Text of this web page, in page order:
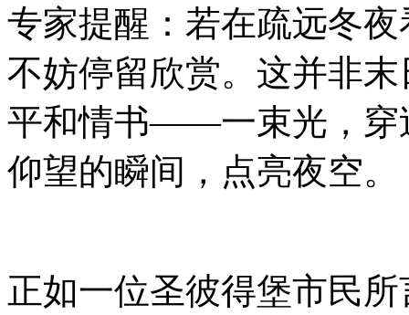
专家提醒：若在疏远冬
不妨停留欣赏。这并非
平和情书——一束光，穿
仰望的瞬间，点亮夜空。
正如一位圣彼得堡市民